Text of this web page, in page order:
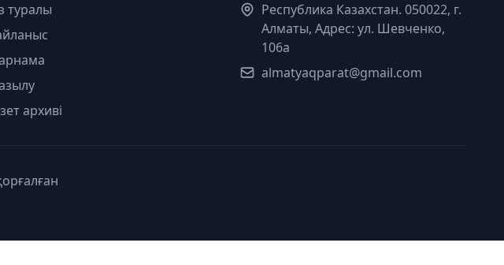
туралы
архиві
Республика Казахстан. 050022, г.
Алматы, Адрес: ул. Шевченко,
106а
almatyaqparat@gmail.com